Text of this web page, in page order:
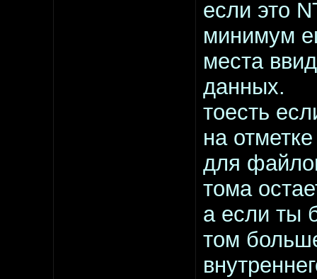
если это
минимум
места
данных.
тоесть
на
для
тома
а если ты
том